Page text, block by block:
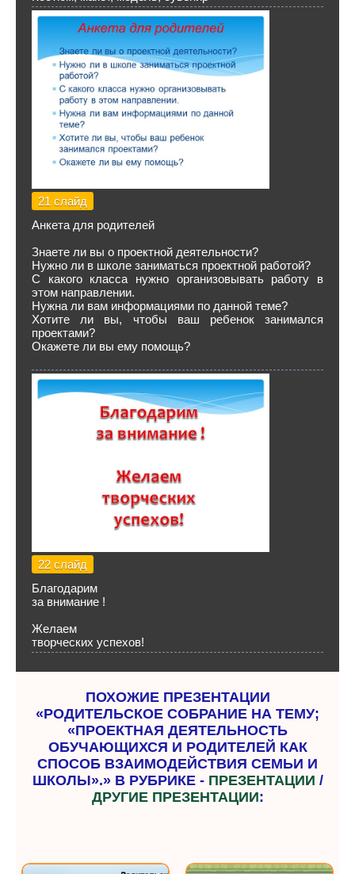
21 слайд
Анкета для родителей
Знаете ли вы о проектной деятельности?
Нужно ли в школе заниматься проектной работой?
С какого класса нужно организовывать работу в
этом направлении.
Нужна ли вам информациями по данной теме?
Хотите ли вы, чтобы ваш ребенок занимался
проектами?
Окажете ли вы ему помощь?
22 слайд
Благодарим
за внимание !
Желаем
творческих успехов!
ПОХОЖИЕ ПРЕЗЕНТАЦИИ
«РОДИТЕЛЬСКОЕ СОБРАНИЕ НА ТЕМУ;
«ПРОЕКТНАЯ ДЕЯТЕЛЬНОСТЬ
ОБУЧАЮЩИХСЯ И РОДИТЕЛЕЙ КАК
СПОСОБ ВЗАИМОДЕЙСТВИЯ СЕМЬИ И
ШКОЛЫ».» В РУБРИКЕ - ПРЕЗЕНТАЦИИ /
ДРУГИЕ ПРЕЗЕНТАЦИИ: